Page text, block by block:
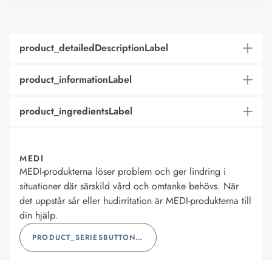
product_detailedDescriptionLabel
product_informationLabel
product_ingredientsLabel
MEDI
MEDI-produkterna löser problem och ger lindring i
situationer där särskild vård och omtanke behövs. När
det uppstår sår eller hudirritation är MEDI-produkterna till
din hjälp.
PRODUCT_SERIESBUTTONLABEL